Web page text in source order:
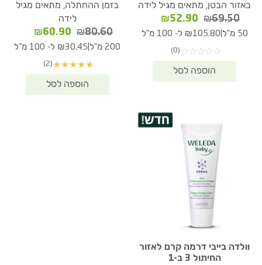
באזור הבטן, מתאים מגיל לידה
₪69.50
המחיר
המקורי
₪69.50.
₪52.90
המחיר
הנוכחי
50 מ"ל ₪105.80 ל- 100 מ"ל
☆
☆
☆
☆
☆
(0)
בזמן ההחתלה, מתאים מגיל
לידה
₪80.60
המחיר
המקורי
₪80.60.
₪60.90
הנוכחי
200 מ"ל ₪30.45 ל- 100 מ"ל
★
★
★
★
★
(2)
וולדה בייבי דרמה קרם לאזור
החיתול 3 ב-1